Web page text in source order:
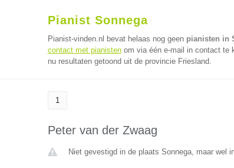
Pianist Sonnega
Pianist-vinden.nl bevat helaas nog geen pianisten in
contact met pianistenom via één e-mail in contact te
nu resultaten getoond uit de provincie Friesland.
1
Peter van der Zwaag
Niet gevestigd in de plaats Sonnega, maar wel